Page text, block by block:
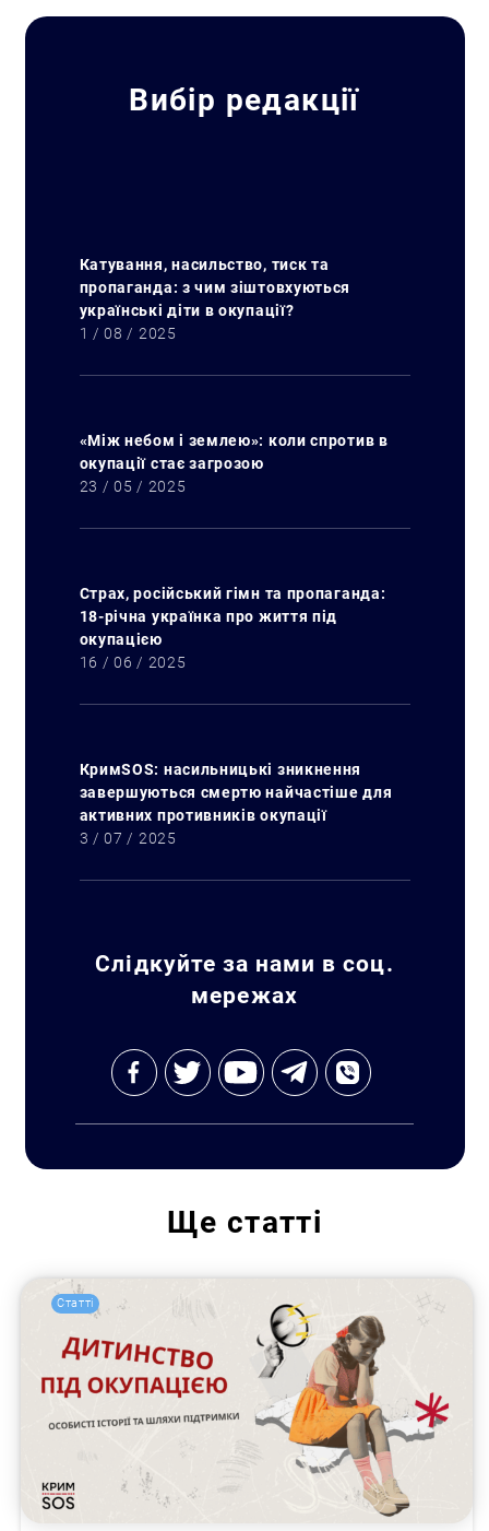
Вибір редакції
Катування, насильство, тиск та
пропаганда: з чим зіштовхуються
українські діти в окупації?
1 / 08 / 2025
«Між небом і землею»: коли спротив в
окупації стає загрозою
23 / 05 / 2025
Страх, російський гімн та пропаганда:
18-річна українка про життя під
окупацією
16 / 06 / 2025
КримSOS: насильницькі зникнення
завершуються смертю найчастіше для
активних противників окупації
3 / 07 / 2025
Слідкуйте за нами в соц.
мережах
Ще статті
Статті